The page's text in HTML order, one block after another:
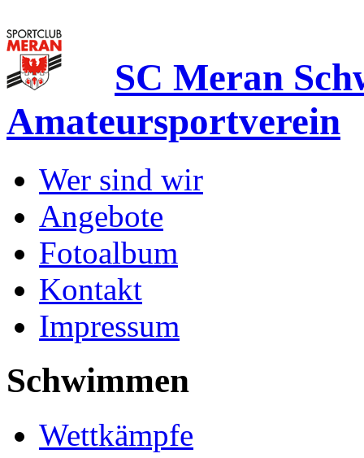
SC Meran
Amateursportverein
Wer sind wir
Angebote
Fotoalbum
Kontakt
Impressum
Schwimmen
Wettkämpfe